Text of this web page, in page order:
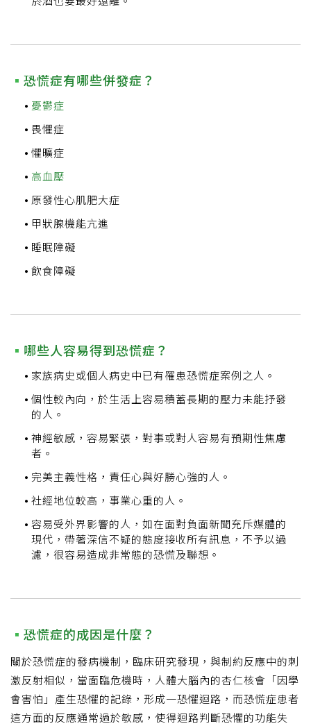
恐慌症有哪些併發症？
憂鬱症
畏懼症
懼曠症
高血壓
原發性心肌肥大症
甲狀腺機能亢進
睡眠障礙
飲食障礙
哪些人容易得到恐慌症？
家族病史或個人病史中已有罹患恐慌症案例之人。
個性較內向，於生活上容易積蓄長期的壓力未能抒發
的人。
神經敏感，容易緊張，對事或對人容易有預期性焦慮
者。
完美主義性格，責任心與好勝心強的人。
社經地位較高，事業心重的人。
容易受外界影響的人，如在面對負面新聞充斥媒體的
現代，帶著深信不疑的態度接收所有訊息，不予以過
濾，很容易造成非常態的恐慌及聯想。
恐慌症的成因是什麼？
關於恐慌症的發病機制，臨床研究發現，與制約反應中的刺
激反射相似，當面臨危機時，人體大腦內的杏仁核會「因學
會害怕」產生恐懼的記錄，形成一恐懼迴路，而恐慌症患者
這方面的反應通常過於敏感，使得迴路判斷恐懼的功能失